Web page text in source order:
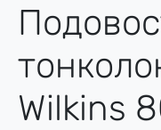
Wilkins